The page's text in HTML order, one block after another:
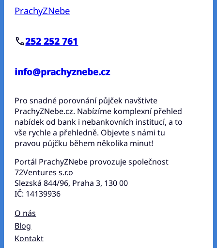
PrachyZNebe
252 252 761
info@prachyznebe.cz
Pro snadné porovnání půjček navštivte
PrachyZNebe.cz. Nabízíme komplexní přehled
nabídek od bank i nebankovních institucí, a to
vše rychle a přehledně. Objevte s námi tu
pravou půjčku během několika minut!
Portál PrachyZNebe provozuje společnost
72Ventures s.r.o
Slezská 844/96, Praha 3, 130 00
IČ: 14139936
O nás
Blog
Kontakt